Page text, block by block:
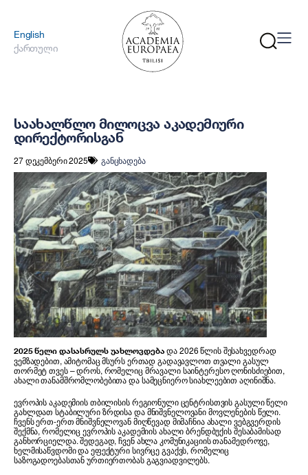
English
ქართული
საახალწლო მილოცვა აკადემიური
დირექტორისგან
27 დეკემბერი 2025 განცხადება
2025 წელი დასასრულს უახლოვდებადა 2026 წლის შესახვედრად
ვემზადებით, ამიტომაც მსურს ერთად გადავავლოთ თვალი გასულ
თორმეტ თვეს – დროს, რომელიც მრავალი საინტერესო ღონისძიებით,
ახალი თანამშრომლობებითა და სამეცნიერო სიახლეებით აღინიშნა.
ევროპის აკადემიის თბილისის რეგიონული ცენტრისთვის გასული წელი
გახლდათ სტაბილური ზრდისა და მნიშვნელოვანი მოვლენების წელი.
ჩვენს ერთ-ერთ მნიშვნელოვან მიღწევად მიმაჩნია ახალი ვებგვერდის
შექმნა, რომელიც ევროპის აკადემიის ახალი ბრენდბუქის შესაბამისად
განხორციელდა. შედეგად, ჩვენ ახლა კომუნიკაციის თანამედროვე,
ხელმისაწვდომი და ეფექტური სივრცე გვაქვს, რომელიც
საზოგადოებასთან ურთიერთობას გაგვიადვილებს.